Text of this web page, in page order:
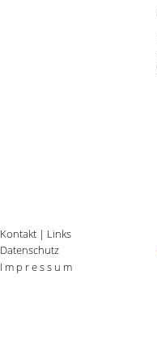
Kontakt | Links
Datenschutz
I m p r e s s u m